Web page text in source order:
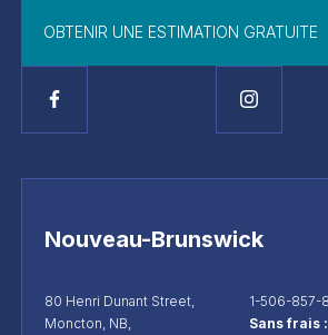
OBTENIR UNE ESTIMATION GRATUITE
Nouveau-Brunswick
80 Henri Dunant Street,
Moncton, NB,
1-506-857-
Sans frais :